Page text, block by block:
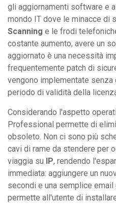
gli aggiornamenti software e
mondo IT dove le minacce di
Scanning e le frodi
costante aumento, avere un
aggiornato è una necessità
frequentemente patch di
vengono implementate
periodo di validità della
Considerando l'aspetto
Professional permette di
obsoleto. Non ci sono più
cavi di rame da stendere per
viaggia su IP, rendendo
immediata: aggiungere un
secondi e una semplice
permette all'utente di